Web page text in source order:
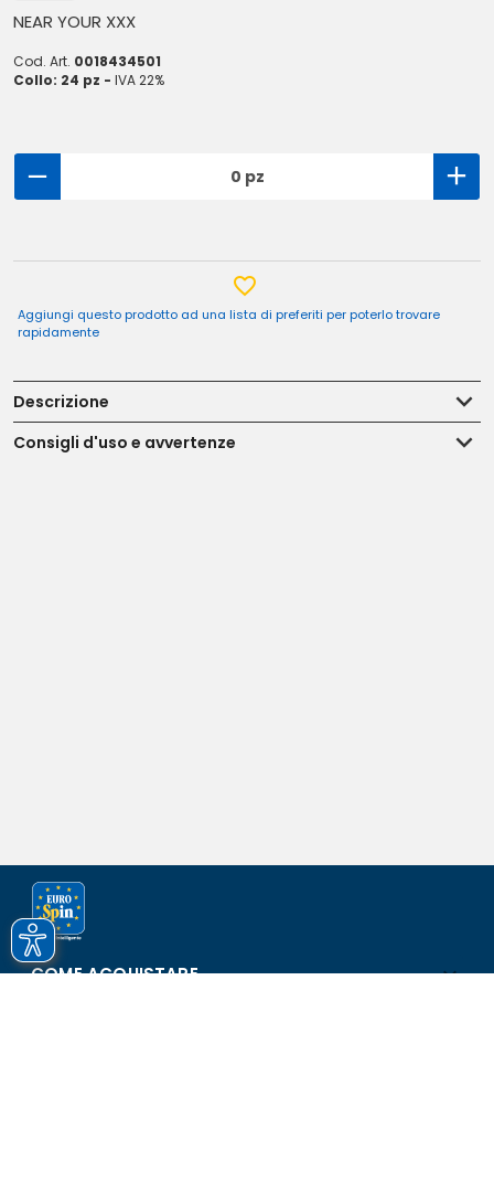
NEAR YOUR XXX
Cod. Art. 0018434501
Collo: 24 pz - IVA 22%
0 pz
Aggiungi questo prodotto ad una lista di preferiti per poterlo trovare
rapidamente
Descrizione
Consigli d'uso e avvertenze
COME ACQUISTARE